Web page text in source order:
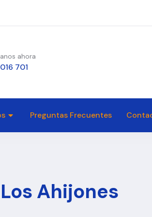
ahora
701
Preguntas Frecuentes
Ahijones